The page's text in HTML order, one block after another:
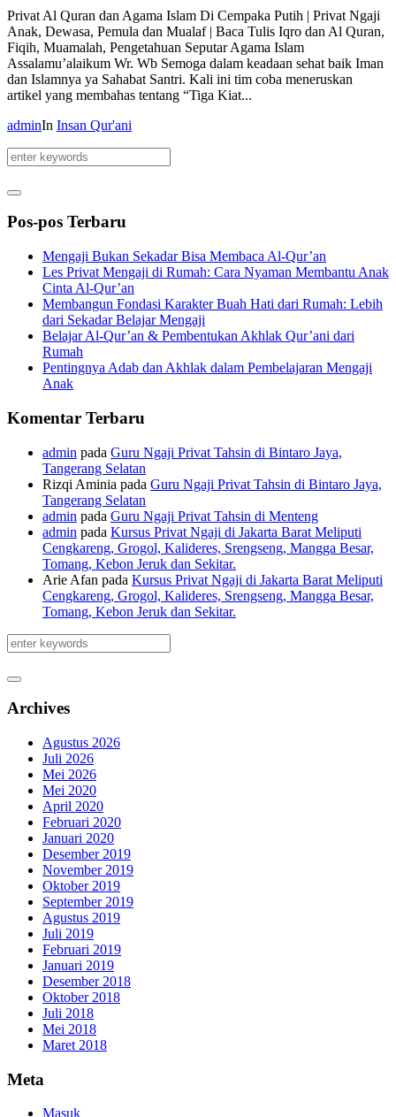
Privat Al Quran dan Agama Islam Di Cempaka Putih | Privat Ngaji
Anak, Dewasa, Pemula dan Mualaf | Baca Tulis Iqro dan Al Quran,
Fiqih, Muamalah, Pengetahuan Seputar Agama Islam
Assalamu’alaikum Wr. Wb Semoga dalam keadaan sehat baik Iman
dan Islamnya ya Sahabat Santri. Kali ini tim coba meneruskan
artikel yang membahas tentang “Tiga Kiat...
adminIn Insan Qur'ani
Pos-pos Terbaru
Mengaji Bukan Sekadar Bisa Membaca Al-Qur’an
Les Privat Mengaji di Rumah: Cara Nyaman Membantu Anak
Cinta Al-Qur’an
Membangun Fondasi Karakter Buah Hati dari Rumah: Lebih
dari Sekadar Belajar Mengaji
Belajar Al-Qur’an & Pembentukan Akhlak Qur’ani dari
Rumah
Pentingnya Adab dan Akhlak dalam Pembelajaran Mengaji
Anak
Komentar Terbaru
admin pada Guru Ngaji Privat Tahsin di Bintaro Jaya,
Tangerang Selatan
Rizqi Aminia pada Guru Ngaji Privat Tahsin di Bintaro Jaya,
Tangerang Selatan
admin pada Guru Ngaji Privat Tahsin di Menteng
admin pada Kursus Privat Ngaji di Jakarta Barat Meliputi
Cengkareng, Grogol, Kalideres, Srengseng, Mangga Besar,
Tomang, Kebon Jeruk dan Sekitar.
Arie Afan pada Kursus Privat Ngaji di Jakarta Barat Meliputi
Cengkareng, Grogol, Kalideres, Srengseng, Mangga Besar,
Tomang, Kebon Jeruk dan Sekitar.
Archives
Agustus 2026
Juli 2026
Mei 2026
Mei 2020
April 2020
Februari 2020
Januari 2020
Desember 2019
November 2019
Oktober 2019
September 2019
Agustus 2019
Juli 2019
Februari 2019
Januari 2019
Desember 2018
Oktober 2018
Juli 2018
Mei 2018
Maret 2018
Meta
Masuk